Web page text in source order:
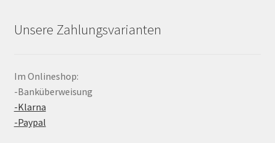
Unsere Zahlungsvarianten
Im Onlineshop:
-Banküberweisung
-Klarna
-Paypal